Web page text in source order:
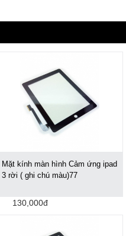
Mặt kính màn hình Cảm ứng ipad
3 rời ( ghi chú màu)77
130,000đ